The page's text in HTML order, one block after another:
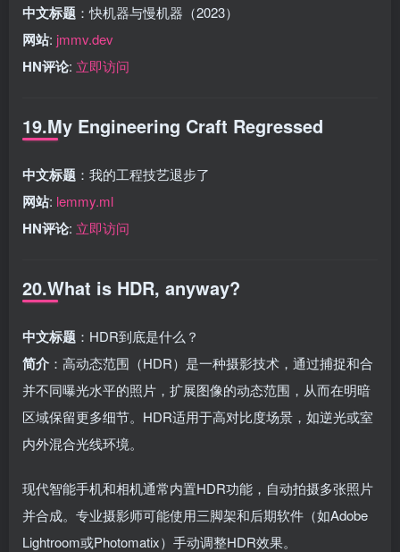
中文标题 ：快机器与慢机器（2023）
网站: jmmv.dev
HN评论: 立即访问
19.My Engineering Craft Regressed
中文标题 ：我的工程技艺退步了
网站: lemmy.ml
HN评论: 立即访问
20.What is HDR, anyway?
中文标题 ：HDR到底是什么？
简介 ：高动态范围（HDR）是一种摄影技术，通过捕捉和合
并不同曝光水平的照片，扩展图像的动态范围，从而在明暗
区域保留更多细节。HDR适用于高对比度场景，如逆光或室
内外混合光线环境。
现代智能手机和相机通常内置HDR功能，自动拍摄多张照片
并合成。专业摄影师可能使用三脚架和后期软件（如Adobe
Lightroom或Photomatix）手动调整HDR效果。